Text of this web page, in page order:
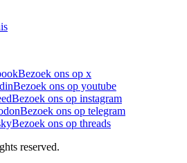
Bezoek ons op x
Bezoek ons op youtube
Bezoek ons op instagram
Bezoek ons op telegram
Bezoek ons op threads
reserved.